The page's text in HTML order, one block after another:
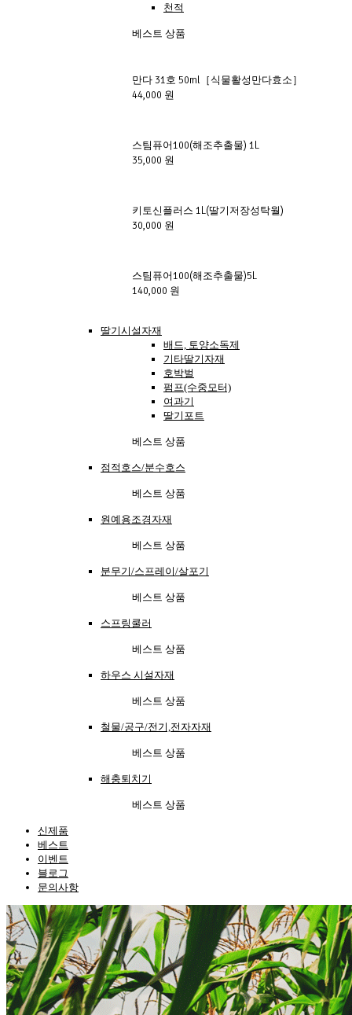
천적
베스트 상품
만다 31호 50ml［식물활성만다효소］
44,000 원
스팀퓨어100(해조추출물) 1L
35,000 원
키토신플러스 1L(딸기저장성탁월)
30,000 원
스팀퓨어100(해조추출물)5L
140,000 원
딸기시설자재
배드, 토양소독제
기타딸기자재
호박벌
펌프(수중모터)
여과기
딸기포트
베스트 상품
점적호스/분수호스
베스트 상품
원예용조경자재
베스트 상품
분무기/스프레이/살포기
베스트 상품
스프링쿨러
베스트 상품
하우스 시설자재
베스트 상품
철물/공구/전기,전자자재
베스트 상품
해충퇴치기
베스트 상품
신제품
베스트
이벤트
블로그
문의사항